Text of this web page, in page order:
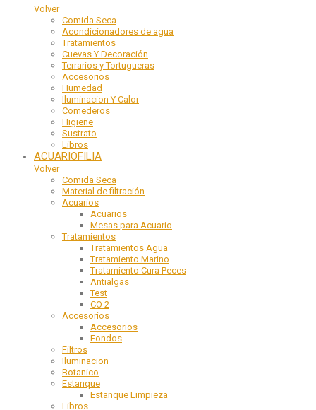
Volver
Comida Seca
Acondicionadores de agua
Tratamientos
Cuevas Y Decoración
Terrarios y Tortugueras
Accesorios
Humedad
Iluminacion Y Calor
Comederos
Higiene
Sustrato
Libros
ACUARIOFILIA
Volver
Comida Seca
Material de filtración
Acuarios
Acuarios
Mesas para Acuario
Tratamientos
Tratamientos Agua
Tratamiento Marino
Tratamiento Cura Peces
Antialgas
Test
CO 2
Accesorios
Accesorios
Fondos
Filtros
Iluminacion
Botanico
Estanque
Estanque Limpieza
Libros